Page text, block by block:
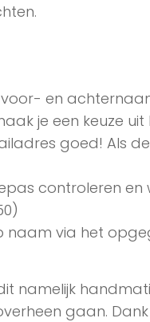
en
je een keuze uit
goed! Als
controleren
naam via het
namelijk
gaan.